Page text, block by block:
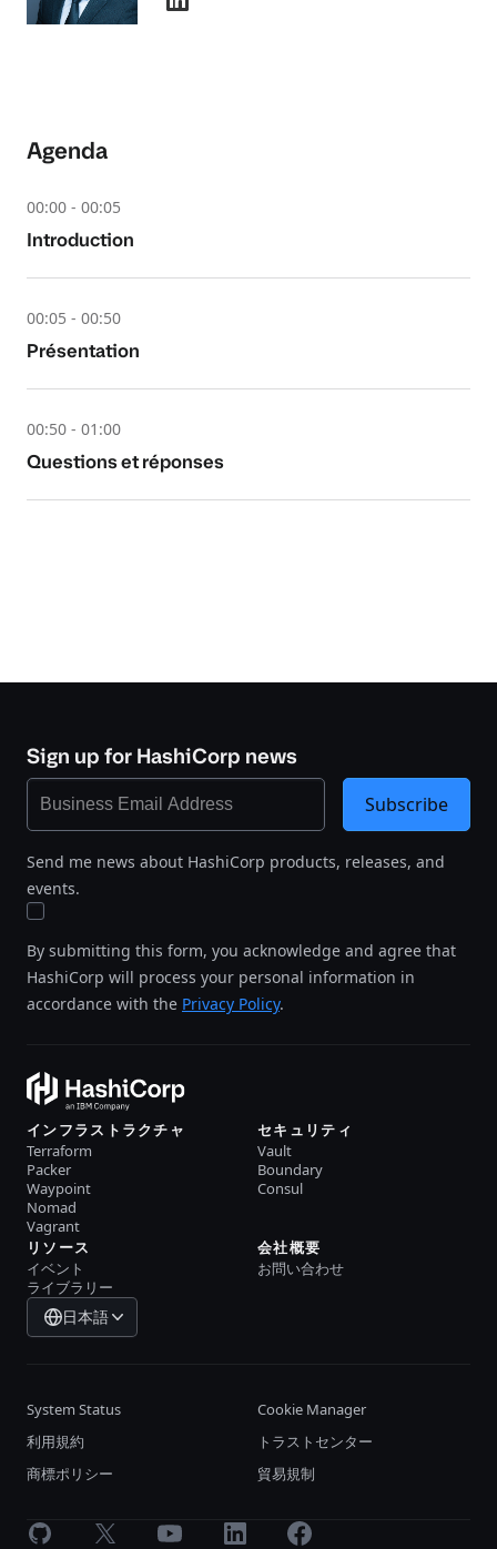
Agenda
00:00 - 00:05
Introduction
00:05 - 00:50
Présentation
00:50 - 01:00
Questions et réponses
Sign up for HashiCorp news
Send me news about HashiCorp products, releases, and
events.
By submitting this form, you acknowledge and agree that
HashiCorp will process your personal information in
accordance with the Privacy Policy.
Subscribe
インフラストラクチャ
Terraform
Packer
Waypoint
Nomad
Vagrant
セキュリティ
Vault
Boundary
Consul
リソース
イベント
ライブラリー
会社概要
お問い合わせ
日本語
System Status
Cookie Manager
利用規約
トラストセンター
商標ポリシー
貿易規制
GitHub X Youtube LinkedInFacebook